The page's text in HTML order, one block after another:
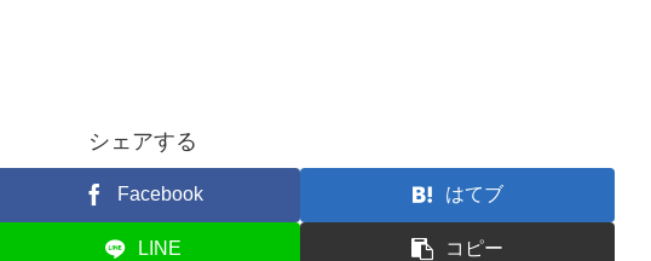
シェアする
Facebook はてブ
LINE コピー